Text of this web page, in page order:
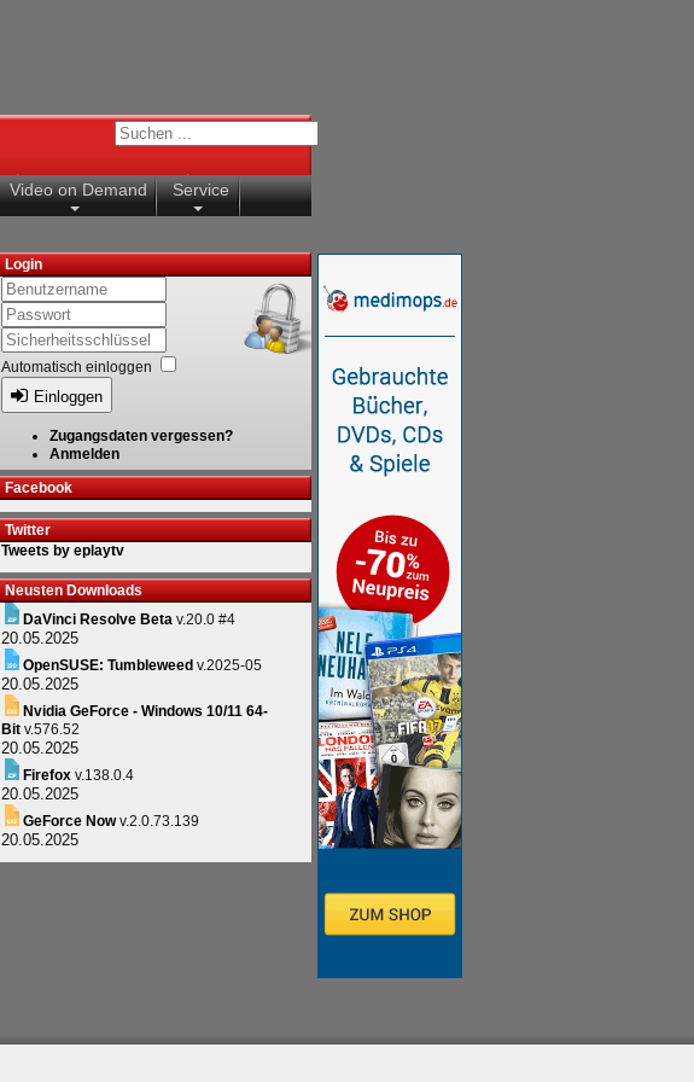
Video on Demand Service
Login
Automatisch einloggen
Einloggen
Zugangsdaten vergessen?
Anmelden
Facebook
Twitter
Tweets by eplaytv
Neusten Downloads
DaVinci Resolve Beta v.20.0 #4
20.05.2025
OpenSUSE: Tumbleweed v.2025-05
20.05.2025
Nvidia GeForce - Windows 10/11 64-
Bit v.576.52
20.05.2025
Firefox v.138.0.4
20.05.2025
GeForce Nowv.2.0.73.139
20.05.2025